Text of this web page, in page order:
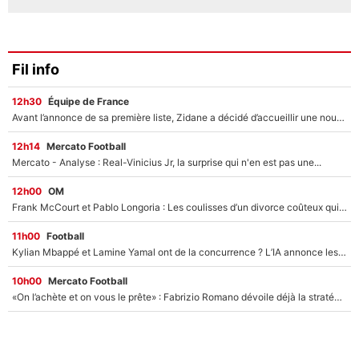
Fil info
12h30 Équipe de France
Avant l’annonce de sa première liste, Zidane a décidé d’accueillir une nouvelle tête en équipe de France
12h14 Mercato Football
Mercato - Analyse : Real-Vinicius Jr, la surprise qui n'en est pas une...
12h00 OM
Frank McCourt et Pablo Longoria : Les coulisses d’un divorce coûteux qui ruine l’OM à petit feu…
11h00 Football
Kylian Mbappé et Lamine Yamal ont de la concurrence ? L’IA annonce les 5 joueurs qui vont dominer le football dans les années à venir !
10h00 Mercato Football
«On l’achète et on vous le prête» : Fabrizio Romano dévoile déjà la stratégie du PSG avec le transfert de Zion Suzuki !